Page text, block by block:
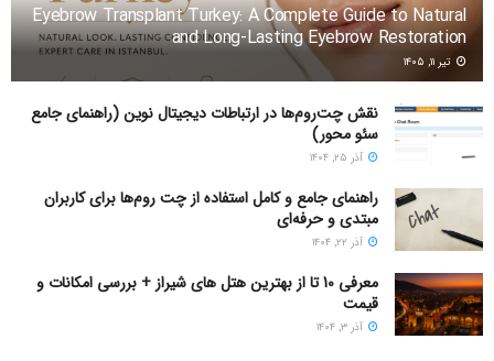
Eyebrow Transplant Turkey: A Complete Guide to Natural
and Long-Lasting Eyebrow Restoration
تیر ۱۱, ۱۴۰۵
نقش چت‌روم‌ها در ارتباطات دیجیتال نوین (راهنمای جامع
سئو محور)
آذر ۲۵, ۱۴۰۴
راهنمای جامع و کامل استفاده از چت روم‌ها برای کاربران
مبتدی و حرفه‌ای
آذر ۲۲, ۱۴۰۴
معرفی 10 تا از بهترین هتل های شیراز + بررسی امکانات و
قیمت
آذر ۳, ۱۴۰۴